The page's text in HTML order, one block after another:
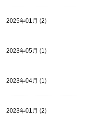
2025年01月 (2)
2023年05月 (1)
2023年04月 (1)
2023年01月 (2)